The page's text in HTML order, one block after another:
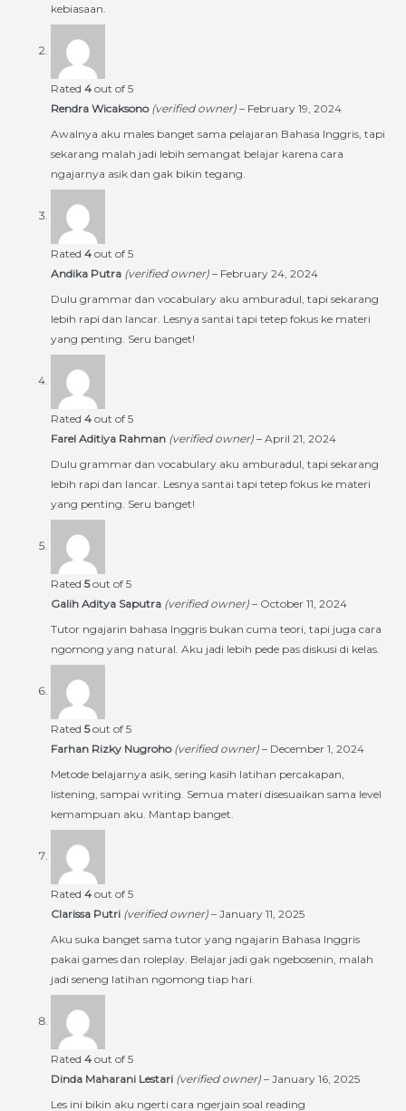
kebiasaan.
Rated 4 out of 5
Rendra Wicaksono (verified owner) – February 19, 2024
Awalnya aku males banget sama pelajaran Bahasa Inggris, tapi
sekarang malah jadi lebih semangat belajar karena cara
ngajarnya asik dan gak bikin tegang.
Rated 4 out of 5
Andika Putra (verified owner) – February 24, 2024
Dulu grammar dan vocabulary aku amburadul, tapi sekarang
lebih rapi dan lancar. Lesnya santai tapi tetep fokus ke materi
yang penting. Seru banget!
Rated 4 out of 5
Farel Aditiya Rahman (verified owner) – April 21, 2024
Dulu grammar dan vocabulary aku amburadul, tapi sekarang
lebih rapi dan lancar. Lesnya santai tapi tetep fokus ke materi
yang penting. Seru banget!
Rated 5out of 5
Galih Aditya Saputra (verified owner) – October 11, 2024
Tutor ngajarin bahasa Inggris bukan cuma teori, tapi juga cara
ngomong yang natural. Aku jadi lebih pede pas diskusi di kelas.
Rated 5out of 5
Farhan Rizky Nugroho (verified owner) – December 1, 2024
Metode belajarnya asik, sering kasih latihan percakapan,
listening, sampai writing. Semua materi disesuaikan sama level
kemampuan aku. Mantap banget.
Rated 4 out of 5
Clarissa Putri (verified owner) – January 11, 2025
Aku suka banget sama tutor yang ngajarin Bahasa Inggris
pakai games dan roleplay. Belajar jadi gak ngebosenin, malah
jadi seneng latihan ngomong tiap hari.
Rated 4 out of 5
Dinda Maharani Lestari (verified owner) – January 16, 2025
Les ini bikin aku ngerti cara ngerjain soal reading